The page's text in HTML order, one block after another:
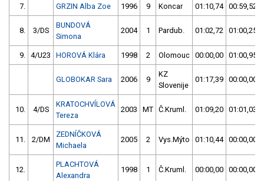
7. GRZIN Alba Zoe 1996 9 Koncar 01:10,74 00:59,52
8. 3/DS
BUNDOVÁ
Simona
2004 1 Pardub. 01:02,72 01:00,25
9. 4/U23 HOROVÁ Klára 1998 2 Olomouc 00:00,00 01:00,95
GLOBOKAR Sara 2006 9
KZ
Slovenije
01:17,39 00:00,00
10. 4/DS
KRATOCHVÍLOVÁ
Tereza
2003 MT Č.Kruml. 01:09,20 01:01,03
11. 2/DM
ZEDNÍČKOVÁ
Michaela
2005 2 Vys.Mýto 01:10,44 00:00,00
12.
PLACHTOVÁ
Alexandra
1998 1 Č.Kruml. 00:00,00 00:00,00